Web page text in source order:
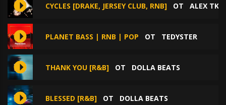
CYCLES [DRAKE, JERSEY CLUB, RNB] ОТ ALEX TK
PLANET BASS | RNB | POP ОТ TEDYSTER
THANK YOU [R&B] ОТ DOLLA BEATS
BLESSED [R&B] ОТ DOLLA BEATS